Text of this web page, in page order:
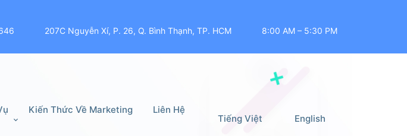
207C Nguyễn Xí, P. 26, Q. Bình Thạnh, TP. HCM 8:00 AM – 5:30 PM
Kiến Thức Về Marketing
Liên Hệ
Tiếng Việt
English